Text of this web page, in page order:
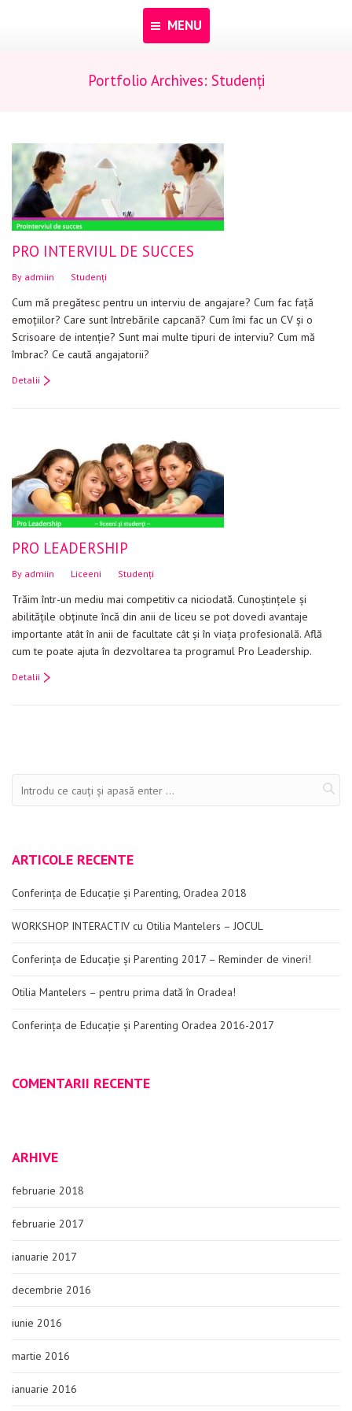
MENU
Acasă
Pentru dascăli
Evenimente
Blog
Anunțuri
Contact
Portfolio Archives: Studenți
PRO INTERVIUL DE SUCCES
By admiin Studenți
Cum mă pregătesc pentru un interviu de angajare? Cum fac faţă
emoţiilor? Care sunt întrebările capcană? Cum îmi fac un CV şi o
Scrisoare de intenţie? Sunt mai multe tipuri de interviu? Cum mă
îmbrac? Ce caută angajatorii?
Detalii
PRO LEADERSHIP
By admiin Liceeni Studenți
Trăim într-un mediu mai competitiv ca niciodată. Cunoștințele și
abilitățile obținute încă din anii de liceu se pot dovedi avantaje
importante atât în anii de facultate cât și în viața profesională. Află
cum te poate ajuta în dezvoltarea ta programul Pro Leadership.
Detalii
ARTICOLE RECENTE
Conferința de Educație și Parenting, Oradea 2018
WORKSHOP INTERACTIV cu Otilia Mantelers – JOCUL
Conferința de Educație și Parenting 2017 – Reminder de vineri!
Otilia Mantelers – pentru prima dată în Oradea!
Conferința de Educație și Parenting Oradea 2016-2017
COMENTARII RECENTE
ARHIVE
februarie 2018
februarie 2017
ianuarie 2017
decembrie 2016
iunie 2016
martie 2016
ianuarie 2016